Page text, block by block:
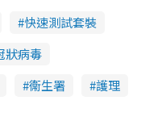
快速測試套裝
狀病毒
衞生署
護理